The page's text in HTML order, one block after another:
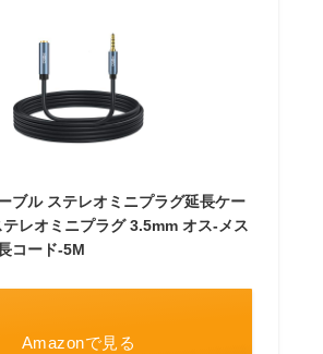
ブル ステレオミニプラグ延長ケー
レオミニプラグ 3.5mm オス-メス
コード-5M
Amazonで見る